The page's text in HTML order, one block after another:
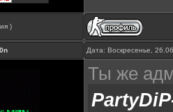
)
Дата: Воскресенье,
Ты же